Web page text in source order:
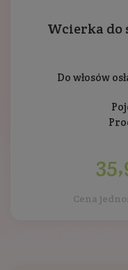
Wcierka do
Do włosów
Cena